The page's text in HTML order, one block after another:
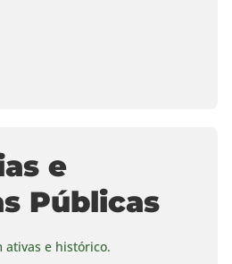
e
Públicas
ativas e histórico.